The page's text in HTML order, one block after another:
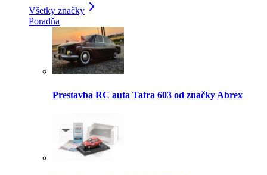
Všetky značky
Poradňa
Prestavba RC auta Tatra 603 od značky Abrex